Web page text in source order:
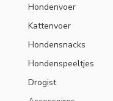
Hondenvoer
Kattenvoer
Hondensnacks
Hondenspeeltjes
Drogist